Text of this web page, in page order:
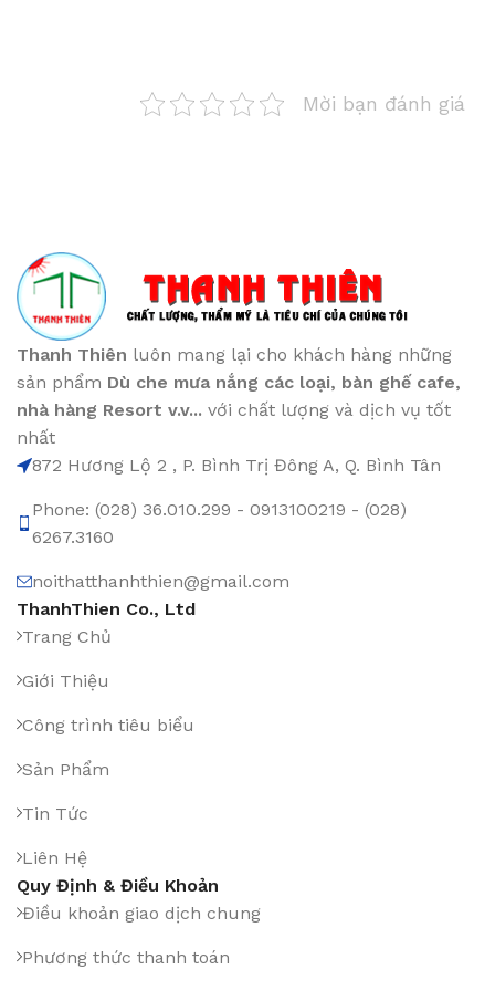
Mời bạn đánh giá
Thanh Thiên luôn mang lại cho khách hàng những
sản phẩm Dù che mưa nắng các loại, bàn ghế cafe,
nhà hàng Resort v.v... với chất lượng và dịch vụ tốt
nhất
872 Hương Lộ 2 , P. Bình Trị Đông A, Q. Bình Tân
Phone: (028) 36.010.299 - 0913100219 - (028)
6267.3160
noithatthanhthien@gmail.com
ThanhThien Co., Ltd
Trang Chủ
Giới Thiệu
Công trình tiêu biểu
Sản Phẩm
Tin Tức
Liên Hệ
Quy Định & Điều Khoản
Điều khoản giao dịch chung
Phương thức thanh toán